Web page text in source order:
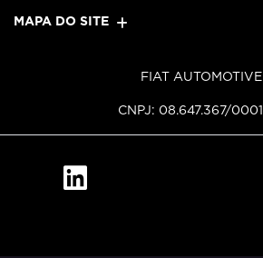
MAPA DO SITE
FIAT AUTOMOTIVE
CNPJ: 08.647.367/